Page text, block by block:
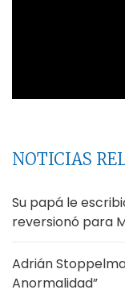
NOTICIAS
Su papá le
reversionó para
Adrián
Anormalidad”